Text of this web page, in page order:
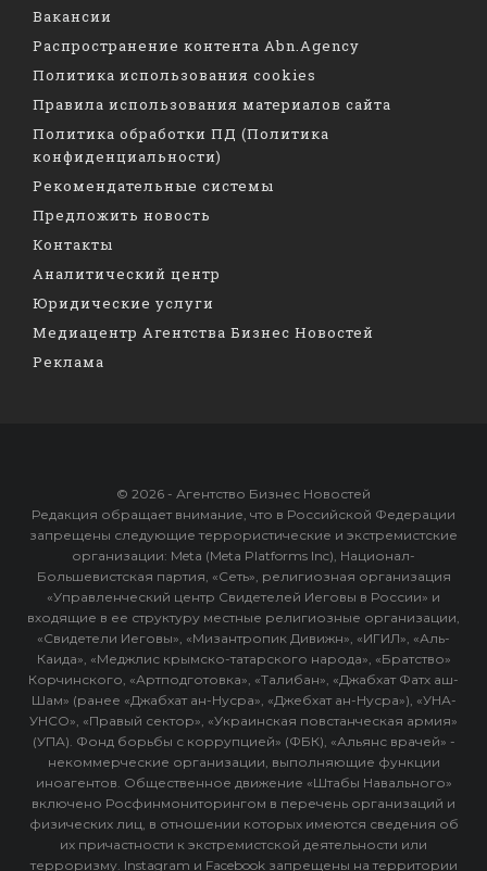
Вакансии
Распространение контента Abn.Agency
Политика использования cookies
Правила использования материалов сайта
Политика обработки ПД (Политика
конфиденциальности)
Рекомендательные системы
Предложить новость
Контакты
Аналитический центр
Юридические услуги
Медиацентр Агентства Бизнес Новостей
Реклама
© 2026 - Агентство Бизнес Новостей
Редакция обращает внимание, что в Российской Федерации
запрещены следующие террористические и экстремистские
организации: Meta (Meta Platforms Inc), Национал-
Большевистская партия, «Сеть», религиозная организация
«Управленческий центр Свидетелей Иеговы в России» и
входящие в ее структуру местные религиозные организации,
«Свидетели Иеговы», «Мизантропик Дивижн», «ИГИЛ», «Аль-
Каида», «Меджлис крымско-татарского народа», «Братство»
Корчинского, «Артподготовка», «Талибан», «Джабхат Фатх аш-
Шам» (ранее «Джабхат ан-Нусра», «Джебхат ан-Нусра»), «УНА-
УНСО», «Правый сектор», «Украинская повстанческая армия»
(УПА). Фонд борьбы с коррупцией» (ФБК), «Альянс врачей» -
некоммерческие организации, выполняющие функции
иноагентов. Общественное движение «Штабы Навального»
включено Росфинмониторингом в перечень организаций и
физических лиц, в отношении которых имеются сведения об
их причастности к экстремистской деятельности или
терроризму. Instagram и Facebook запрещены на территории